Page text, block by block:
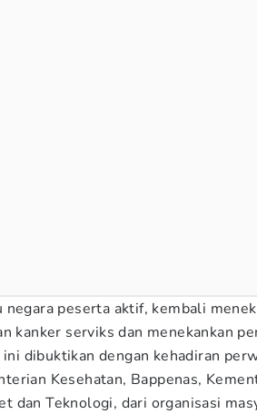
negara peserta aktif, kembali
kanker serviks dan menekankan
dibuktikan dengan kehadiran
Kesehatan, Bappenas,
dan Teknologi, dari organisasi